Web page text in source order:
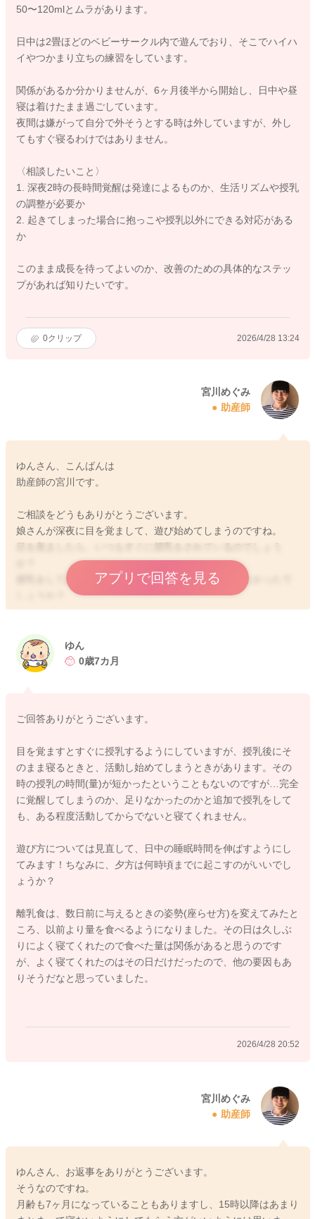
50〜120mlとムラがあります。
日中は2畳ほどのベビーサークル内で遊んでおり、そこでハイハ
イやつかまり立ちの練習をしています。
関係があるか分かりませんが、6ヶ月後半から開始し、日中や昼
寝は着けたまま過ごしています。
夜間は嫌がって自分で外そうとする時は外していますが、外し
てもすぐ寝るわけではありません。
〈相談したいこと〉
1. 深夜2時の長時間覚醒は発達によるものか、生活リズムや授乳
の調整が必要か
2. 起きてしまった場合に抱っこや授乳以外にできる対応がある
か
このまま成長を待ってよいのか、改善のための具体的なステッ
プがあれば知りたいです。
0クリップ 2026/4/28 13:24
宮川めぐみ
助産師
ゆんさん、こんばんは
助産師の宮川です。
ご相談をどうもありがとうございます。
娘さんが深夜に目を覚まして、遊び始めてしまうのですね。
目を覚ましたら、いつもすぐに授乳をされているのでしょう
授乳をしてみても、遊び始めてしまうということでよかったで
うことで、とてもいいと思います。
ぜひそれは続けてみてください。
今ぐらいの月齢でしたら、2.5〜4時間ほどトータルで寝ている
少し短めなこともあり、その分夜間の睡眠の質が悪くなってい
て、目を覚ますようになっていることはないかなと思いまし
た。
日中の睡眠時間がもう少し長くなるように、サークル内だけで
してみてもいいかもしれません。
スペースが限られていることもあり、体力が有り余っているこ
ともないかなと思いました。
そして活動量が以前よりも増えてきていることもありそうなの
で、その分消費量が増えていることもあると思います。
寝るにもエネルギーが必要になると言われることもあります。
試しに離乳食のご飯やお野菜の量を増やしてみたり、摂取エネ
ルギー量を増やしてみての変化を見てみるのはいかがでしょう
お部屋はずっと暗いままで、基本的にゆんさんも起き上がるこ
アプリで回答を見る
ゆん
0歳7カ月
ご回答ありがとうございます。
目を覚ますとすぐに授乳するようにしていますが、授乳後にそ
のまま寝るときと、活動し始めてしまうときがあります。その
時の授乳の時間(量)が短かったということもないのですが…完全
に覚醒してしまうのか、足りなかったのかと追加で授乳をして
も、ある程度活動してからでないと寝てくれません。
遊び方については見直して、日中の睡眠時間を伸ばすようにし
てみます！ちなみに、夕方は何時頃までに起こすのがいいでし
ょうか？
離乳食は、数日前に与えるときの姿勢(座らせ方)を変えてみたと
ころ、以前より量を食べるようになりました。その日は久しぶ
りによく寝てくれたので食べた量は関係があると思うのです
が、よく寝てくれたのはその日だけだったので、他の要因もあ
りそうだなと思っていました。
2026/4/28 20:52
宮川めぐみ
助産師
ゆんさん、お返事をありがとうございます。
そうなのですね。
月齢も7ヶ月になっていることもありますし、15時以降はあまり